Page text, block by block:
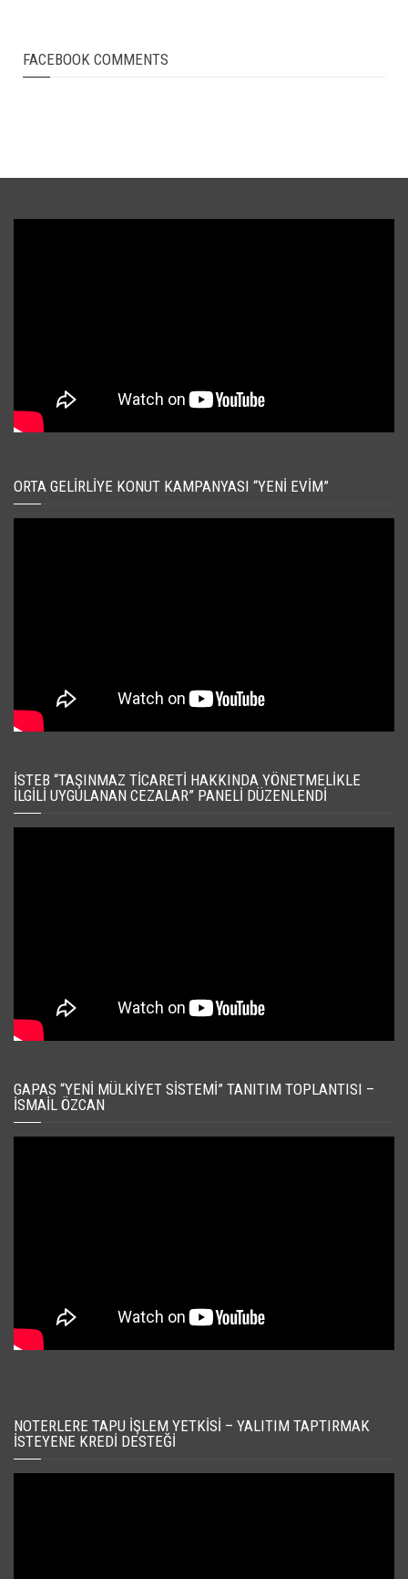
FACEBOOK COMMENTS
ORTA GELIRLIYE KONUT KAMPANYASI “YENI EVIM”
İSTEB “TAŞINMAZ TICARETI HAKKINDA YÖNETMELIKLE
İLGILI UYGULANAN CEZALAR” PANELI DÜZENLENDI
GAPAS “YENI MÜLKIYET SISTEMI” TANITIM TOPLANTISI –
İSMAIL ÖZCAN
NOTERLERE TAPU İŞLEM YETKISI – YALITIM TAPTIRMAK
İSTEYENE KREDI DESTEĞI